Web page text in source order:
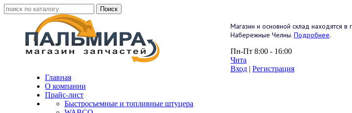
Магазин и основной склад находятся в
Набережные Челны. Подробнее.
Пн-Пт 8:00 - 16:00
Чита
Вход | Регистрация
Главная
О компании
Прайс-лист
Быстросъемные и топливные штуцера